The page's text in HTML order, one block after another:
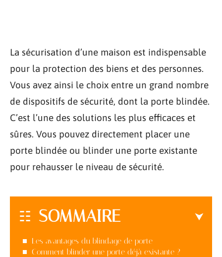
La sécurisation d’une maison est indispensable
pour la protection des biens et des personnes.
Vous avez ainsi le choix entre un grand nombre
de dispositifs de sécurité, dont la porte blindée.
C’est l’une des solutions les plus efficaces et
sûres. Vous pouvez directement placer une
porte blindée ou blinder une porte existante
pour rehausser le niveau de sécurité.
SOMMAIRE
Les avantages du blindage de porte
Comment blinder une porte déjà existante ?